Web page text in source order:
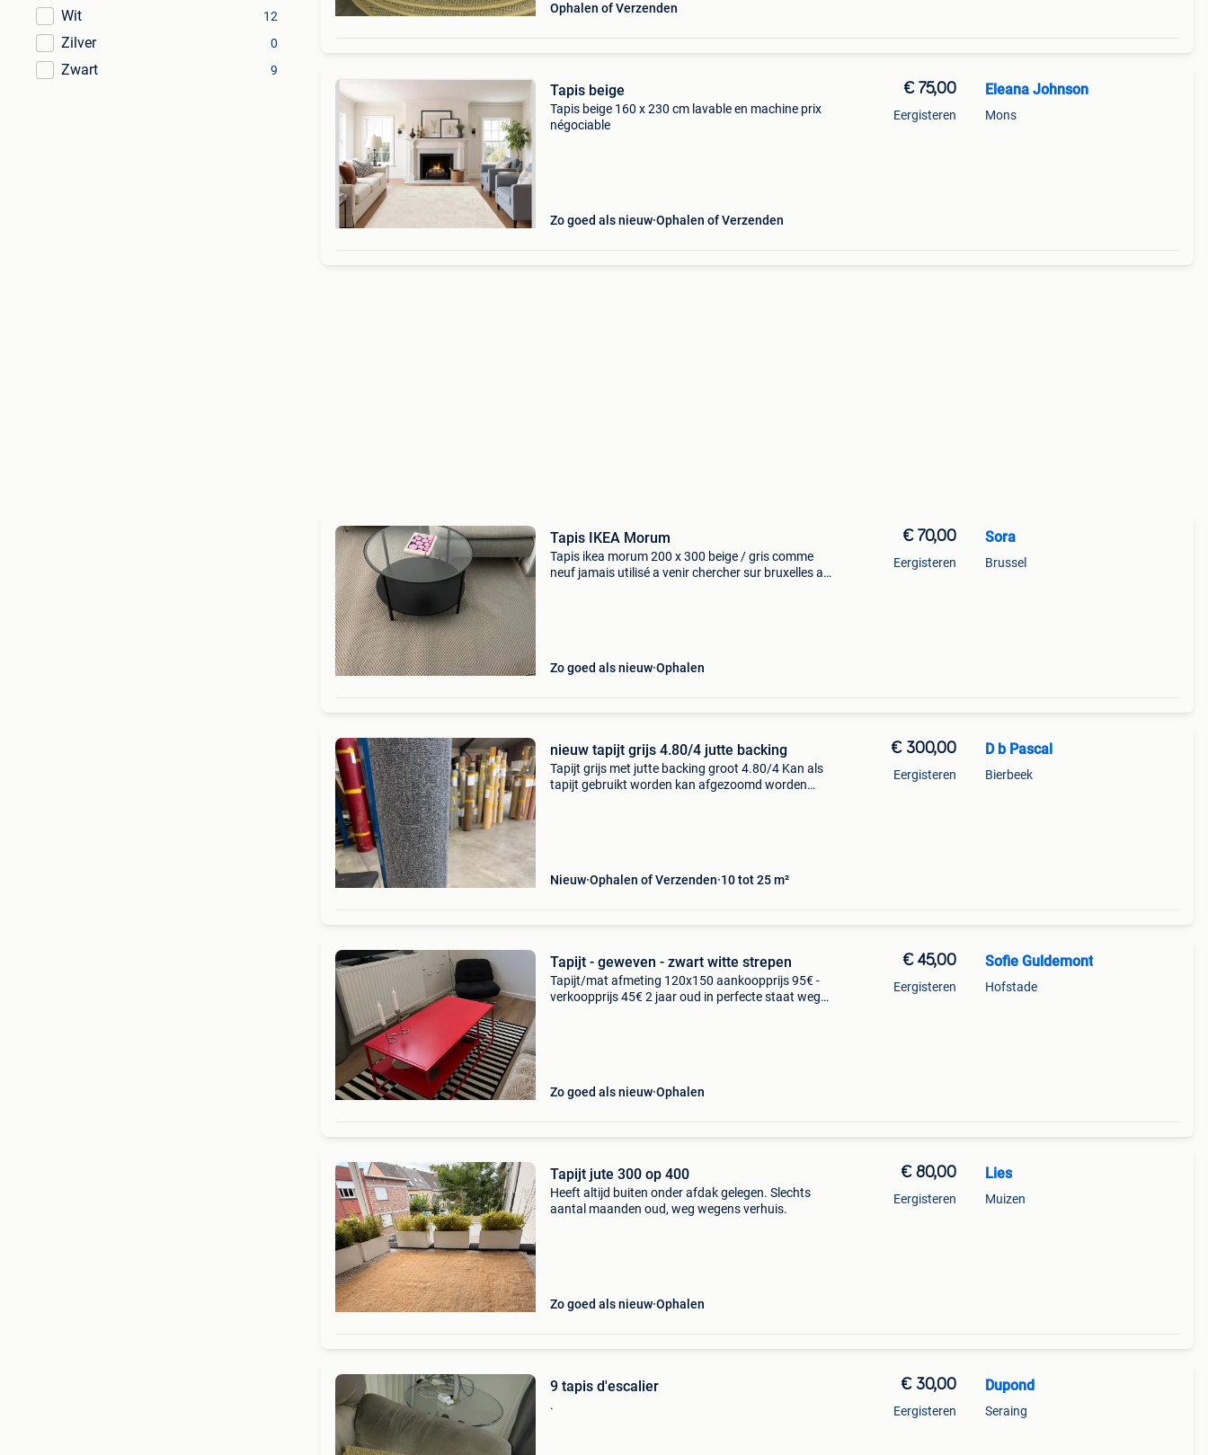
Wit 12
Zilver 0
Zwart 9
Ophalen of Verzenden
Tapis beige
Tapis beige 160 x 230 cm lavable en machine prix
négociable
Zo goed als nieuw Ophalen of Verzenden
€ 75,00
Eergisteren
Eleana Johnson
Mons
Tapis IKEA Morum
Tapis ikea morum 200 x 300 beige / gris comme
neuf jamais utilisé a venir chercher sur bruxelles a
Zo goed als nieuw Ophalen
€ 70,00
Eergisteren
Sora
Brussel
nieuw tapijt grijs 4.80/4 jutte backing
Tapijt grijs met jutte backing groot 4.80/4 Kan als
tapijt gebruikt worden kan afgezoomd worden
Nieuw Ophalen of Verzenden 10 tot 25 m²
€ 300,00
Eergisteren
D b Pascal
Bierbeek
Tapijt - geweven - zwart witte strepen
Tapijt/mat afmeting 120x150 aankoopprijs 95€ -
verkoopprijs 45€ 2 jaar oud in perfecte staat weg
Zo goed als nieuw Ophalen
€ 45,00
Eergisteren
Sofie Guldemont
Hofstade
Tapijt jute 300 op 400
Heeft altijd buiten onder afdak gelegen. Slechts
aantal maanden oud, weg wegens verhuis.
Zo goed als nieuw Ophalen
€ 80,00
Eergisteren
Lies
Muizen
9 tapis d'escalier
.
€ 30,00
Eergisteren
Dupond
Seraing